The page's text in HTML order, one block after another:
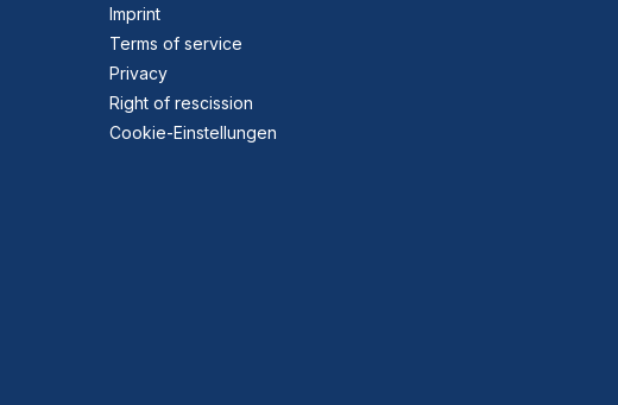
Imprint
Terms of service
Privacy
Right of rescission
Cookie-Einstellungen